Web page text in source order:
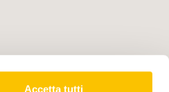
Accetta tutti